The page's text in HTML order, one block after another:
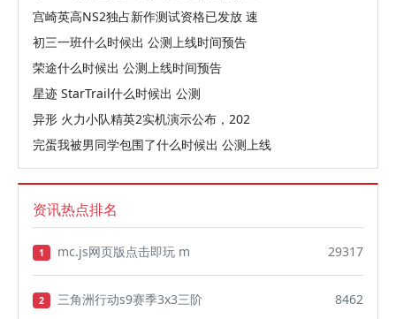
宫崎英高NS2独占新作测试资格已发放 速
初三一班什么时候出 公测上线时间预告
荣途什么时候出 公测上线时间预告
星迹 StarTrail什么时候出 公测
异形 火力小队精英2实机演示公布，202
完蛋我被男同学包围了什么时候出 公测上线
资讯热点排名
1 mc.js网页版点击即玩 m 29317
2 三角洲行动s9赛季3x3三阶 8462